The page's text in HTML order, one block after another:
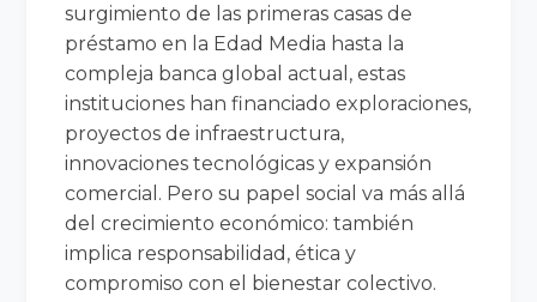
surgimiento de las primeras casas de
préstamo en la Edad Media hasta la
compleja banca global actual, estas
instituciones han financiado exploraciones,
proyectos de infraestructura,
innovaciones tecnológicas y expansión
comercial. Pero su papel social va más allá
del crecimiento económico: también
implica responsabilidad, ética y
compromiso con el bienestar colectivo.